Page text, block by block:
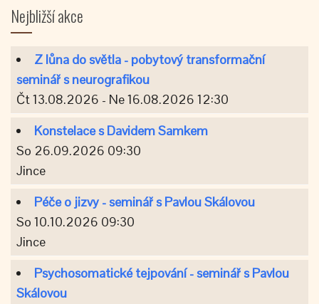
Nejbližší akce
Z lůna do světla - pobytový transformační
seminář s neurografikou
Čt 13.08.2026 - Ne 16.08.2026 12:30
Konstelace s Davidem Samkem
So 26.09.2026 09:30
Jince
Péče o jizvy - seminář s Pavlou Skálovou
So 10.10.2026 09:30
Jince
Psychosomatické tejpování - seminář s Pavlou
Skálovou